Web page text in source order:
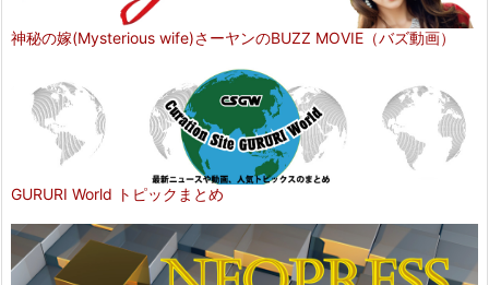
神秘の嫁(Mysterious wife)さーヤンのBUZZ MOVIE（バズ動画）
GURURI World トピックまとめ